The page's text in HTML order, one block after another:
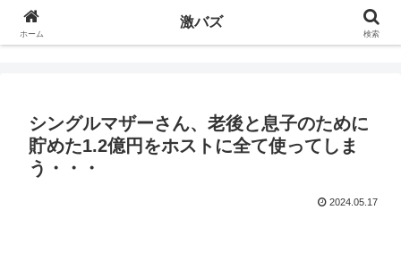
シングルマザーさん、老後と息子のために
貯めた1.2億円をホストに全て使ってしま
う・・・
2024.05.17
ホーム
激バズ
検索